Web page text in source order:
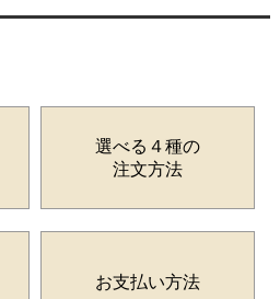
選べる４種の
注文方法
お支払い方法